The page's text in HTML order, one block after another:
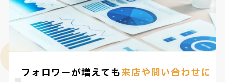
フォロワーが増えても来店や問い合わせに